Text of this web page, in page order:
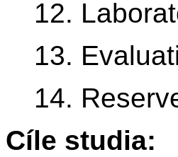
12.
13.
14.
Cíle studia: